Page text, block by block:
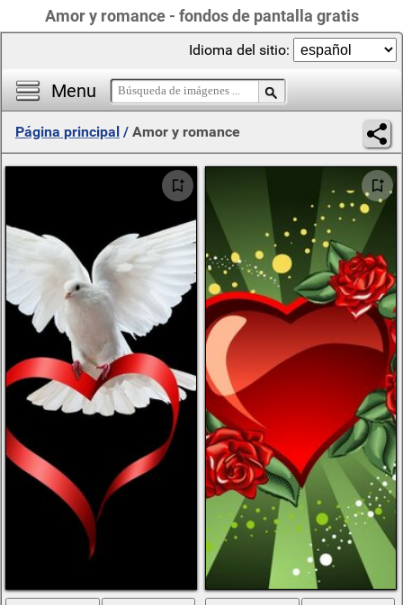
Amor y romance - fondos de pantalla gratis
Menu
Idioma del sitio:
Página principal / Amor y romance